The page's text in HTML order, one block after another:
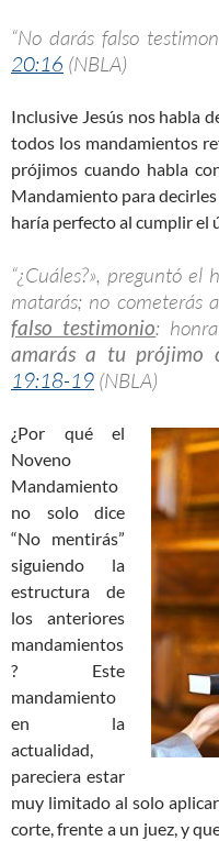
“No darás falso
20:16 (NBLA)
Inclusive Jesús nos habla
todos los mandamientos
prójimos cuando habla
Mandamiento para
haría perfecto al cumplir el
“¿Cuáles?», preguntó
matarás; no cometerás
falso testimonio:
amarás a tu prójimo
19:18-19 (NBLA)
¿Por qué el
Noveno
Mandamiento
no solo dice
“No mentirás”
siguiendo la
estructura de
los anteriores
mandamientos
? Este
mandamiento
en la
actualidad,
pareciera estar
muy limitado al solo
corte, frente a un juez, y